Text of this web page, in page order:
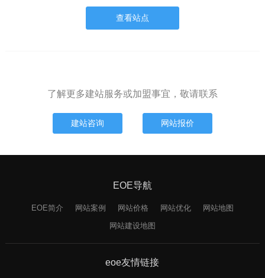
查看站点
了解更多建站服务或加盟事宜，敬请联系
建站咨询 网站报价
EOE导航
EOE简介 网站案例 网站价格 网站优化
网站地图
网站建设地图
eoe友情链接